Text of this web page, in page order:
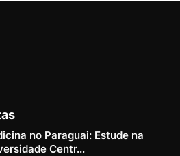
no Paraguai: Estude na
Centr...